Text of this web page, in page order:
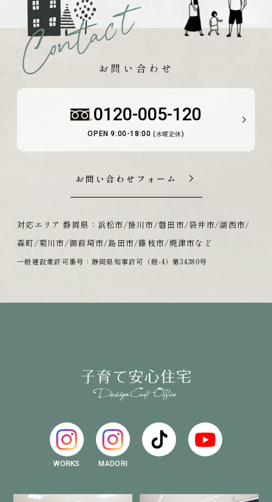
お問い合わせ
0120-005-120
OPEN 9:00-18:00 (水曜定休)
お問い合わせフォーム
対応エリア 静岡県：浜松市/掛川市/磐田市/袋井市/湖西市/
森町/菊川市/御前埼市/島田市/藤枝市/焼津市など
一般建設業許可番号：静岡県知事許可（般-4）第34380号
WORKS MADORI